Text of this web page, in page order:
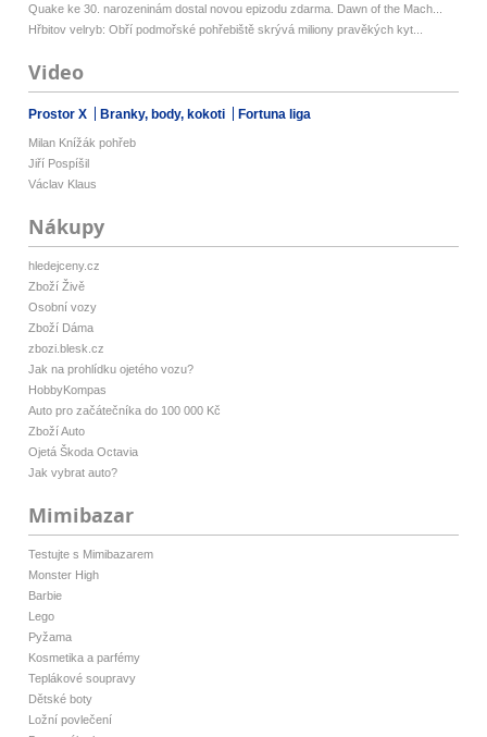
Quake ke 30. narozeninám dostal novou epizodu zdarma. Dawn of the Mach...
Hřbitov velryb: Obří podmořské pohřebiště skrývá miliony pravěkých kyt...
Video
Prostor X Branky, body, kokoti Fortuna liga
Milan Knížák pohřeb
Jiří Pospíšil
Václav Klaus
Nákupy
hledejceny.cz
Zboží Živě
Osobní vozy
Zboží Dáma
zbozi.blesk.cz
Jak na prohlídku ojetého vozu?
HobbyKompas
Auto pro začátečníka do 100 000 Kč
Zboží Auto
Ojetá Škoda Octavia
Jak vybrat auto?
Mimibazar
Testujte s Mimibazarem
Monster High
Barbie
Lego
Pyžama
Kosmetika a parfémy
Teplákové soupravy
Dětské boty
Ložní povlečení